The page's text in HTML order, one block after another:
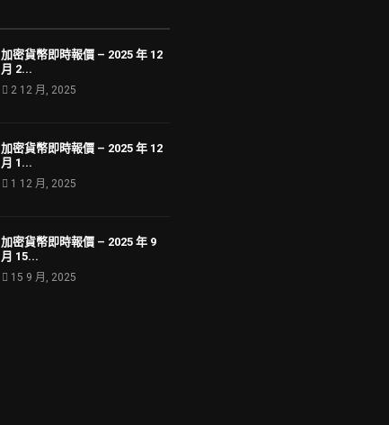
加密貨幣即時報價 – 2025 年 12
月 2...
2 12 月, 2025
加密貨幣即時報價 – 2025 年 12
月 1...
1 12 月, 2025
加密貨幣即時報價 – 2025 年 9
月 15...
15 9 月, 2025